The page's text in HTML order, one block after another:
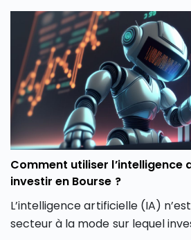
parisien semble avoir retrouvé
haussière en dépassant son
février 2026. Comment
CAC 40 ? Quels secteurs tirent
parisien ? Et surtout, cette
elle encore se poursuivre ou
phase de consolidation ?
Comment utiliser l’intelligence
investir en Bourse ?
L’intelligence artificielle (IA)
secteur à la mode sur lequel